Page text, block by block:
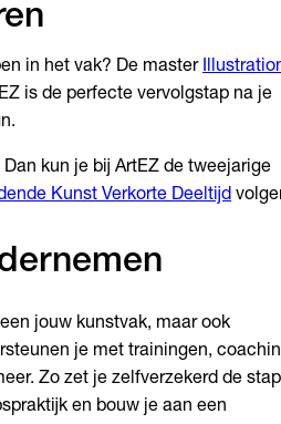
in het vak? De master
is de perfecte vervolgstap na je
kun je bij ArtEZ de tweejarige
Kunst Verkorte Deeltijd
jouw kunstvak, maar ook
je met trainingen,
Zo zet je zelfverzekerd de stap
en bouw je aan een